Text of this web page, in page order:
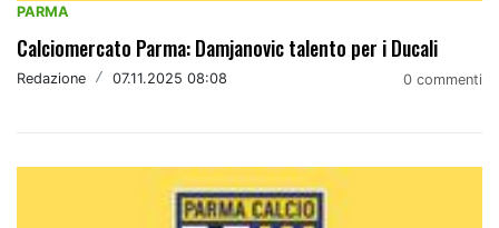
PARMA
Calciomercato Parma: Damjanovic talento per i Ducali
Redazione / 07.11.2025 08:08 0 commenti